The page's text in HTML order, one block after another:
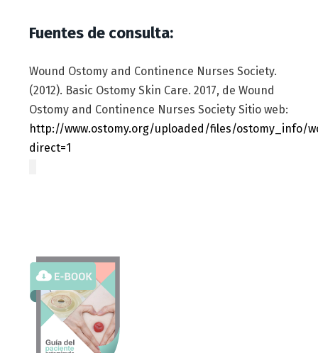
Fuentes de consulta:
Wound Ostomy and Continence Nurses Society.
(2012). Basic Ostomy Skin Care. 2017, de Wound
Ostomy and Continence Nurses Society Sitio web:
http://www.ostomy.org/uploaded/files/ostomy_info/
direct=1